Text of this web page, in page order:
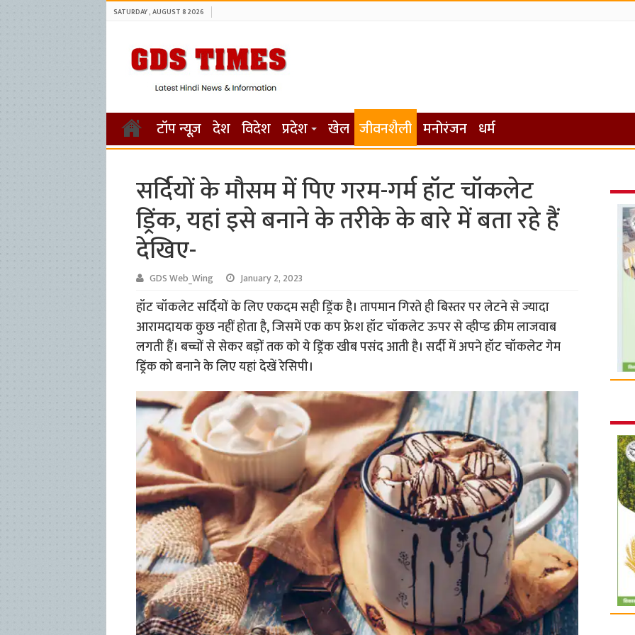
SATURDAY , AUGUST 8 2026
टॉप न्यूज़ देश विदेश प्रदेश खेल जीवनशैली मनोरंजन धर्म
सर्दियों के मौसम में पिए गरम-गर्म हॉट चॉकलेट
ड्रिंक, यहां इसे बनाने के तरीके के बारे में बता रहे हैं
देखिए-
GDS Web_Wing January 2, 2023
हॉट चॉकलेट सर्दियों के लिए एकदम सही ड्रिंक है। तापमान गिरते ही बिस्तर पर लेटने से ज्यादा
आरामदायक कुछ नहीं होता है, जिसमें एक कप फ्रेश हॉट चॉकलेट ऊपर से व्हीप्ड क्रीम लाजवाब
लगती हैं। बच्चों से सेकर बड़ों तक को ये ड्रिंक खीब पसंद आती है। सर्दी में अपने हॉट चॉकलेट गेम
ड्रिंक को बनाने के लिए यहां देखें रेसिपी।